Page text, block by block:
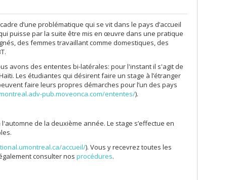
d’une problématique qui se vit dans le pays d’accueil
puisse par la suite être mis en œuvre dans une pratique
des femmes travaillant comme domestiques, des
avons des ententes bi-latérales: pour l'instant il s'agit de
Les étudiantes qui désirent faire un stage à l’étranger
faire leurs propres démarches pour l’un des pays
pub.moveonca.com/ententes/).
de la deuxième année. Le stage s’effectue en
accueil/). Vous y recevrez toutes les
consulter nos procédures.